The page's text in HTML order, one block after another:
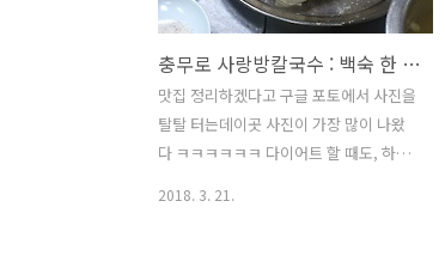
충무로 사랑방칼국수 : 백숙 한 상 먹고 힘냅시다!
맛집 정리하겠다고 구글 포토에서 사진을
탈탈 터는데이곳 사진이 가장 많이 나왔
다 ㅋㅋㅋㅋㅋㅋ 다이어트 할 때도, 하지
2018. 3. 21.